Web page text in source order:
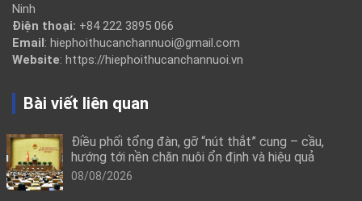
Ninh
Điện thoại: +84 222 3895 066
Email: hiephoithucanchannuoi@gmail.com
Website: https://hiephoithucanchannuoi.vn
Bài viết liên quan
Điều phối tổng đàn, gỡ “nút thắt” cung – cầu,
hướng tới nền chăn nuôi ổn định và hiệu quả
08/08/2026